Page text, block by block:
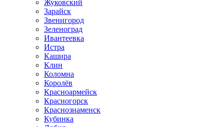
Жуковский
Зарайск
Звенигород
Зеленоград
Ивантеевка
Истра
Кашира
Клин
Коломна
Королёв
Красноармейск
Красногорск
Краснознаменск
Кубинка